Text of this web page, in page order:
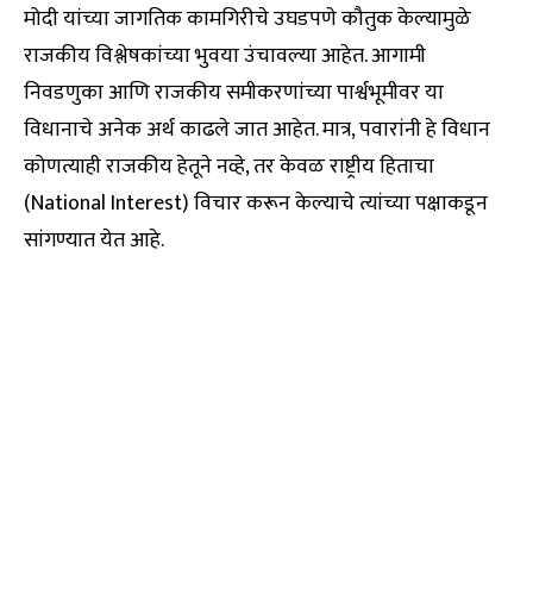
मोदी यांच्या जागतिक कामगिरीचे उघडपणे कौतुक केल्यामुळे
राजकीय विश्लेषकांच्या भुवया उंचावल्या आहेत. आगामी
निवडणुका आणि राजकीय समीकरणांच्या पार्श्वभूमीवर या
विधानाचे अनेक अर्थ काढले जात आहेत. मात्र, पवारांनी हे विधान
कोणत्याही राजकीय हेतूने नव्हे, तर केवळ राष्ट्रीय हिताचा
(National Interest) विचार करून केल्याचे त्यांच्या पक्षाकडून
सांगण्यात येत आहे.